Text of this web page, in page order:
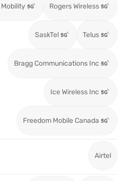
Mobility Rogers Wireless
SaskTel Telus
Bragg Communications Inc
Ice Wireless Inc
Freedom Mobile Canada
Airtel